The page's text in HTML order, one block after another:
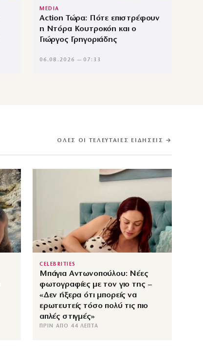
MEDIA
Action Τώρα: Πότε επιστρέφουν
η Ντόρα Κουτροκόη και ο
Γιώργος Γρηγοριάδης
06.08.2026 — 07:33
ΌΛΕΣ ΟΙ ΤΕΛΕΥΤΑΊΕΣ ΕΙΔΉΣΕΙΣ →
CELEBRITIES
Μπάγια Αντωνοπούλου: Νέες
φωτογραφίες με τον γιο της –
«Δεν ήξερα ότι μπορείς να
ερωτευτείς τόσο πολύ τις πιο
απλές στιγμές»
ΠΡΙΝ ΑΠΌ 44 ΛΕΠΤΆ